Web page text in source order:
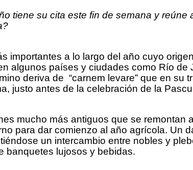
tiene su cita este fin de semana y
importantes a lo largo del año cuyo
algunos países y ciudades como Río
deriva de “carnem levare” que en su
justo antes de la celebración de la
mucho más antiguos que se remontan
para dar comienzo al año agrícola. Un
un intercambio entre nobles y
banquetes lujosos y bebidas.